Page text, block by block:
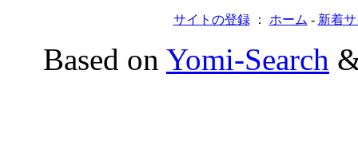
サイトの登録： ホーム - 新着
Based on Yomi-Search